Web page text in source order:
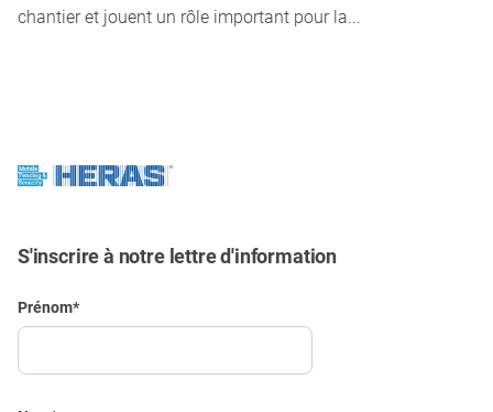
chantier et jouent un rôle important pour la...
S'inscrire à notre lettre d'information
Prénom*